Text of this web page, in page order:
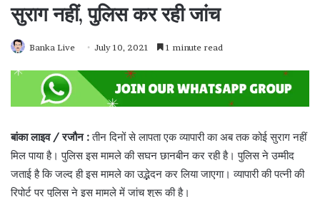
सुराग नहीं, पुलिस कर रही जांच
Banka Live July 10, 2021 1 minute read
बांका लाइव / रजौन :तीन दिनों से लापता एक व्यापारी का अब तक कोई सुराग नहीं
मिल पाया है। पुलिस इस मामले की सघन छानबीन कर रही है। पुलिस ने उम्मीद
जताई है कि जल्द ही इस मामले का उद्भेदन कर लिया जाएगा। व्यापारी की पत्नी की
रिपोर्ट पर पुलिस ने इस मामले में जांच शुरू की है।